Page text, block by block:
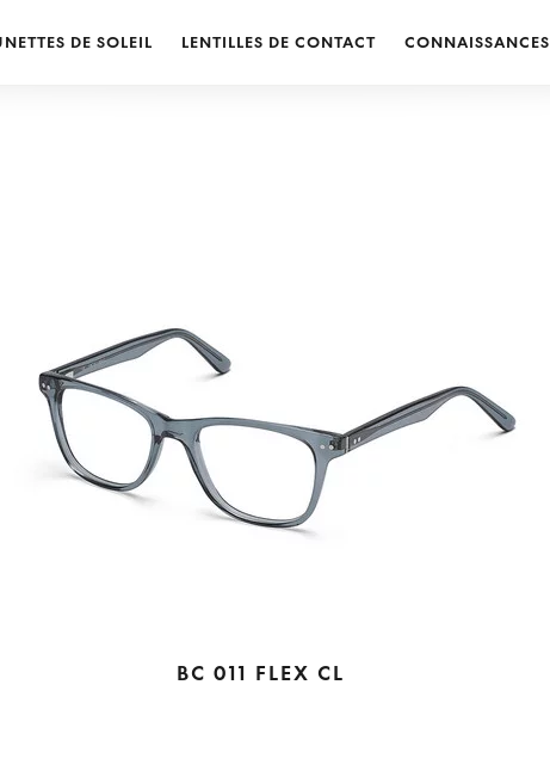
DE SOLEIL LENTILLES DE CONTACT CONNAISSANCES
BC 011 FLEX CL